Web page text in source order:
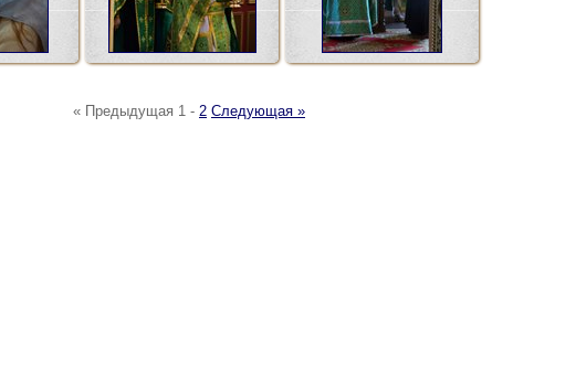
« Предыдущая 1 - 2 Следующая »